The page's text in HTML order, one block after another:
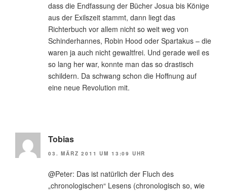
dass die Endfassung der Bücher Josua bis Könige
aus der Exilszeit stammt, dann liegt das
Richterbuch vor allem nicht so weit weg von
Schinderhannes, Robin Hood oder Spartakus – die
waren ja auch nicht gewaltfrei. Und gerade weil es
so lang her war, konnte man das so drastisch
schildern. Da schwang schon die Hoffnung auf
eine neue Revolution mit.
Tobias
03. MÄRZ 2011 UM 13:09 UHR
@Peter: Das ist natürlich der Fluch des
„chronologischen“ Lesens (chronologisch so, wie